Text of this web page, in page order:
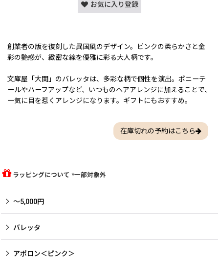
お気に入り登録
創業者の版を復刻した異国風のデザイン。ピンクの柔らかさと金
彩の艶感が、緻密な線を優雅に彩る大人柄です。
文庫屋「大関」のバレッタは、多彩な柄で個性を演出。ポニーテ
ールやハーフアップなど、いつものヘアアレンジに加えることで、
一気に目を惹くアレンジになります。ギフトにもおすすめ。
在庫切れの予約はこちら
ラッピングについて *一部対象外
〜5,000円
バレッタ
アポロン＜ピンク＞